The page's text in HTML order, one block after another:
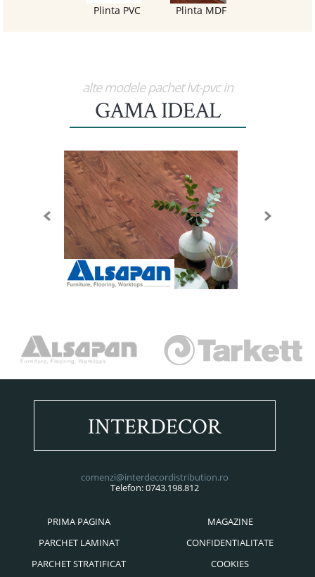
Plinta PVC Plinta MDF
alte modele pachet lvt-pvc in
GAMA IDEAL
INTERDECOR
comenzi@interdecordistribution.ro
Telefon: 0743.198.812
PRIMA PAGINA
PARCHET LAMINAT
PARCHET STRATIFICAT
MAGAZINE
CONFIDENTIALITATE
COOKIES